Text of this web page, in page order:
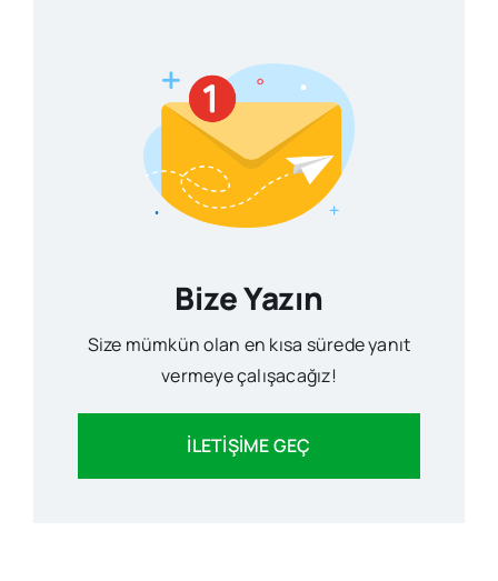
Bize Yazın
Size mümkün olan en kısa sürede yanıt
vermeye çalışacağız!
İLETİŞİME GEÇ